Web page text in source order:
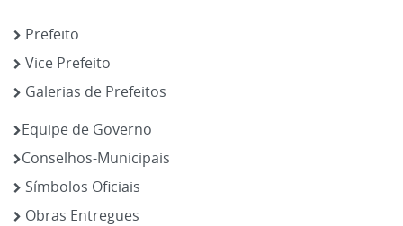
Prefeito
Vice Prefeito
Galerias de Prefeitos
Equipe de Governo
Conselhos-Municipais
Símbolos Oficiais
Obras Entregues